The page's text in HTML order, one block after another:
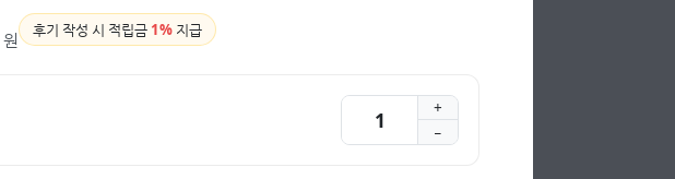
원 후기 작성 시 적립금 1% 지급